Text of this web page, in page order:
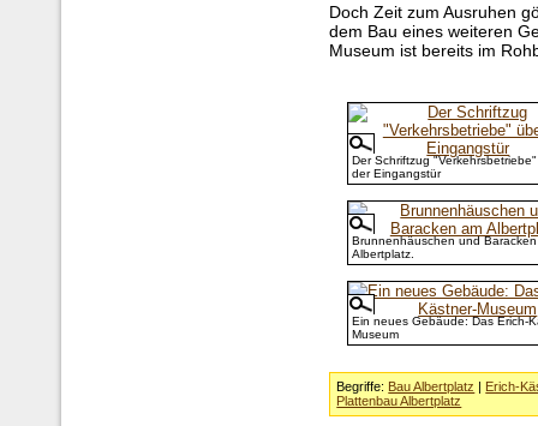
Doch Zeit zum Ausruhen
dem Bau eines weiteren
Museum ist bereits im
Der Schriftzug
der Eingangstür
Brunnenhäuschen und Baracken
Albertplatz.
Ein neues Gebäude: Das Erich-
Museum
Begriffe: Bau Albertplatz
Erich-
Plattenbau Albertplatz